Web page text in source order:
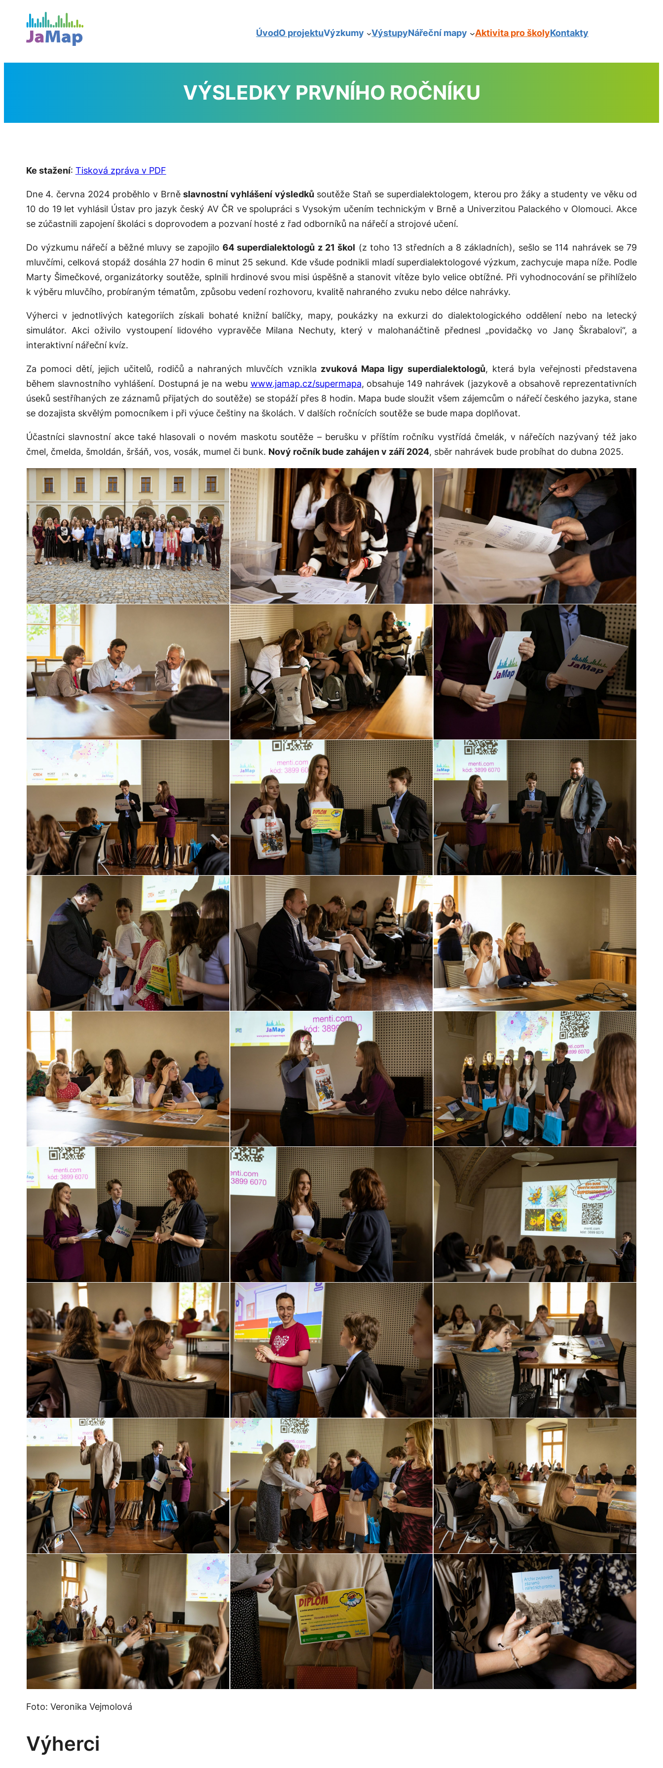
obsah
ÚvodO projektuVýzkumy VýstupyNářeční mapy Aktivita pro školyKontakty
VÝSLEDKY PRVNÍHO ROČNÍKU
Ke stažení: Tisková zpráva v PDF
Dne 4. června 2024 proběhlo v Brněslavnostní vyhlášení výsledkůsoutěže Staň se superdialektologem, kterou pro žáky a studenty ve věku od
10 do 19 let vyhlásil Ústav pro jazyk český AV ČR ve spolupráci s Vysokým učením technickým v Brně a Univerzitou Palackého v Olomouci. Akce
se zúčastnili zapojení školáci s doprovodem a pozvaní hosté z řad odborníků na nářečí a strojové učení.
Do výzkumu nářečí a běžné mluvy se zapojilo64 superdialektologů z 21 škol (z toho 13 středních a 8 základních), sešlo se 114 nahrávek se 79
mluvčími, celková stopáž dosáhla 27 hodin 6 minut 25 sekund. Kde všude podnikli mladí superdialektologové výzkum, zachycuje mapa níže. Podle
Marty Šimečkové, organizátorky soutěže, splnili hrdinové svou misi úspěšně a stanovit vítěze bylo velice obtížné. Při vyhodnocování se přihlíželo
k výběru mluvčího, probíraným tématům, způsobu vedení rozhovoru, kvalitě nahraného zvuku nebo délce nahrávky.
Výherci v jednotlivých kategoriích získali bohaté knižní balíčky, mapy, poukázky na exkurzi do dialektologického oddělení nebo na letecký
simulátor. Akci oživilo vystoupení lidového vypravěče Milana Nechuty, který v malohanáčtině přednesl „povidačko̬ vo Jano̬ Škrabalovi“, a
interaktivní nářeční kvíz.
Za pomoci dětí, jejich učitelů, rodičů a nahraných mluvčích vznikla zvuková Mapa ligy superdialektologů, která byla veřejnosti představena
během slavnostního vyhlášení. Dostupná je na webu www.jamap.cz/supermapa, obsahuje 149 nahrávek (jazykově a obsahově reprezentativních
úseků sestříhaných ze záznamů přijatých do soutěže) se stopáží přes 8 hodin. Mapa bude sloužit všem zájemcům o nářečí českého jazyka, stane
se dozajista skvělým pomocníkem i při výuce češtiny na školách. V dalších ročnících soutěže se bude mapa doplňovat.
Účastníci slavnostní akce také hlasovali o novém maskotu soutěže – berušku v příštím ročníku vystřídá čmelák, v nářečích nazývaný též jako
čmel, čmelda, šmoldán, šršáň, vos, vosák, mumel či bunk. Nový ročník bude zahájen v září 2024, sběr nahrávek bude probíhat do dubna 2025.
Foto: Veronika Vejmolová
Výherci